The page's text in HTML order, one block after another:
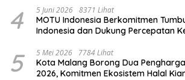
4 5 Juni 2026 8371 Lihat
MOTU Indonesia Berkomitmen
Indonesia dan Dukung Percepatan
5 5 Mei 2026 7784 Lihat
Kota Malang Borong Dua
2026, Komitmen Ekosistem Halal